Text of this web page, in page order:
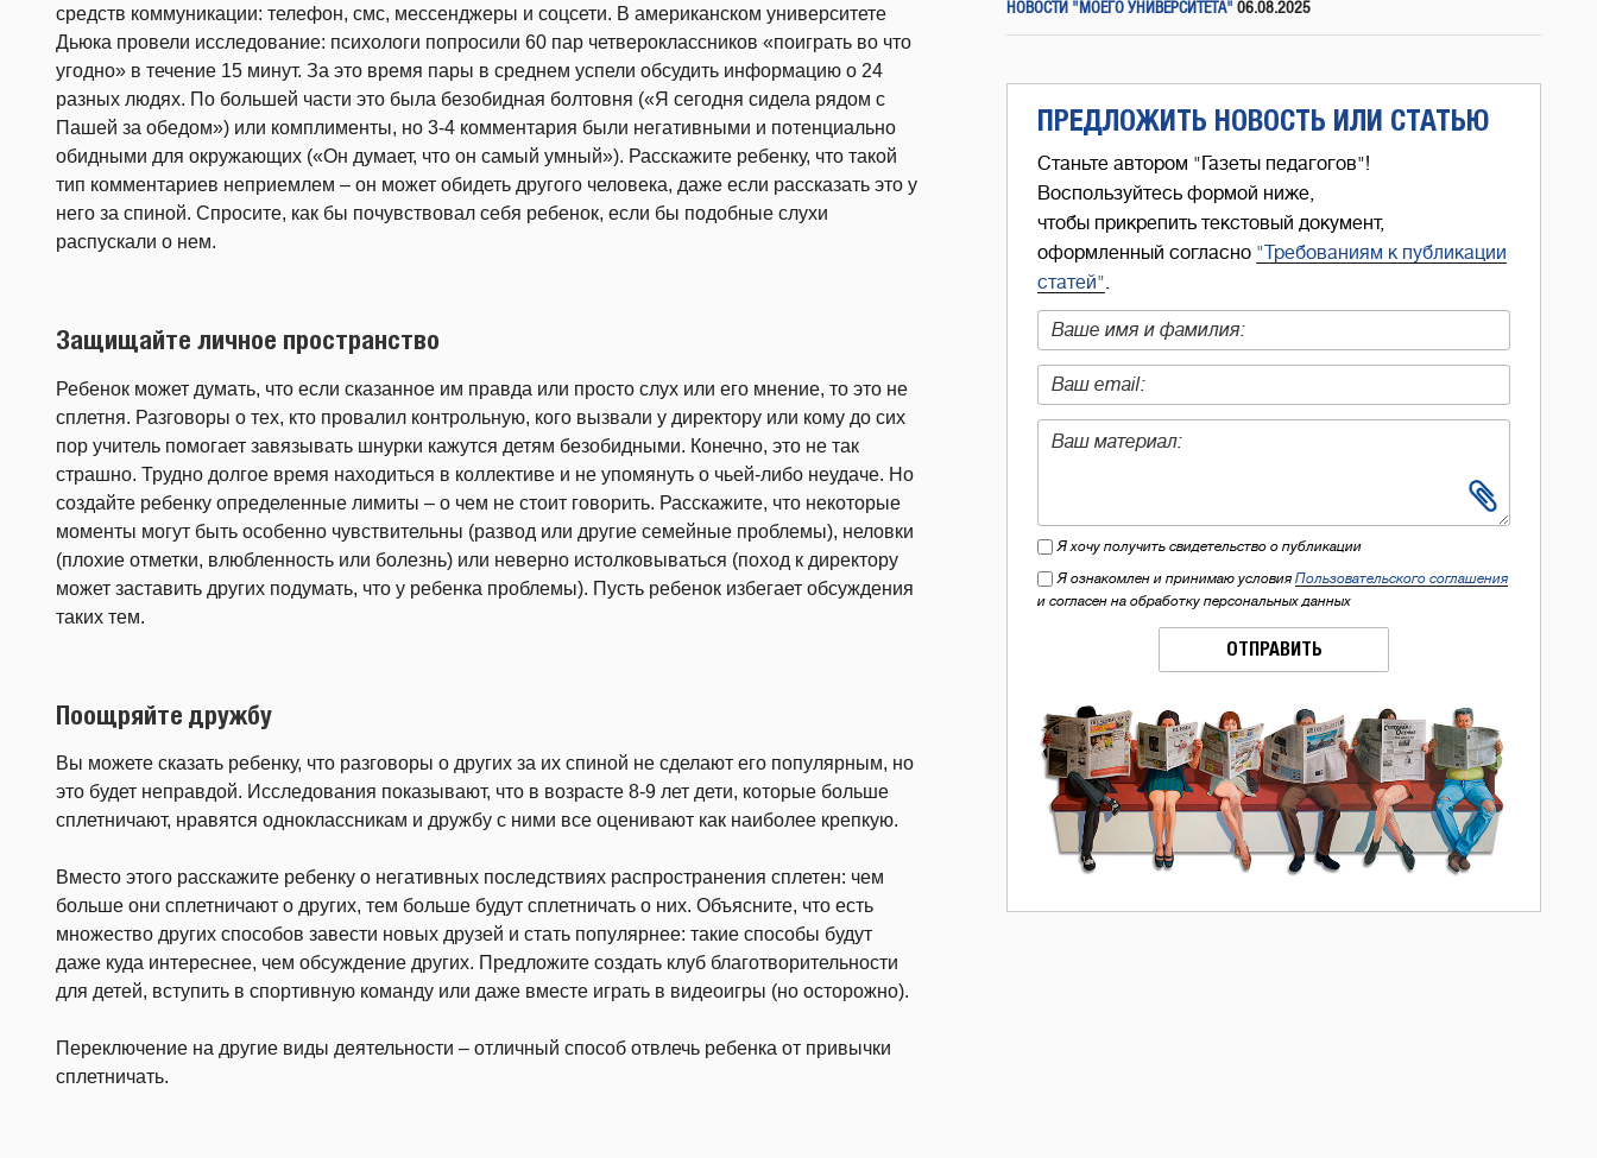
средств коммуникации: телефон, смс, мессенджеры и соцсети. В американском университете
Дьюка провели исследование: психологи попросили 60 пар четвероклассников «поиграть во что
угодно» в течение 15 минут. За это время пары в среднем успели обсудить информацию о 24
разных людях. По большей части это была безобидная болтовня («Я сегодня сидела рядом с
Пашей за обедом») или комплименты, но 3-4 комментария были негативными и потенциально
обидными для окружающих («Он думает, что он самый умный»). Расскажите ребенку, что такой
тип комментариев неприемлем – он может обидеть другого человека, даже если рассказать это у
него за спиной. Спросите, как бы почувствовал себя ребенок, если бы подобные слухи
распускали о нем.
Защищайте личное пространство
Ребенок может думать, что если сказанное им правда или просто слух или его мнение, то это не
сплетня. Разговоры о тех, кто провалил контрольную, кого вызвали у директору или кому до сих
пор учитель помогает завязывать шнурки кажутся детям безобидными. Конечно, это не так
страшно. Трудно долгое время находиться в коллективе и не упомянуть о чьей-либо неудаче. Но
создайте ребенку определенные лимиты – о чем не стоит говорить. Расскажите, что некоторые
моменты могут быть особенно чувствительны (развод или другие семейные проблемы), неловки
(плохие отметки, влюбленность или болезнь) или неверно истолковываться (поход к директору
может заставить других подумать, что у ребенка проблемы). Пусть ребенок избегает обсуждения
таких тем.
Поощряйте дружбу
Вы можете сказать ребенку, что разговоры о других за их спиной не сделают его популярным, но
это будет неправдой. Исследования показывают, что в возрасте 8-9 лет дети, которые больше
сплетничают, нравятся одноклассникам и дружбу с ними все оценивают как наиболее крепкую.
Вместо этого расскажите ребенку о негативных последствиях распространения сплетен: чем
больше они сплетничают о других, тем больше будут сплетничать о них. Объясните, что есть
множество других способов завести новых друзей и стать популярнее: такие способы будут
даже куда интереснее, чем обсуждение других. Предложите создать клуб благотворительности
для детей, вступить в спортивную команду или даже вместе играть в видеоигры (но осторожно).
Переключение на другие виды деятельности – отличный способ отвлечь ребенка от привычки
сплетничать.
НОВОСТИ "МОЕГО УНИВЕРСИТЕТА" 06.08.2025
ПРЕДЛОЖИТЬ НОВОСТЬ ИЛИ СТАТЬЮ
Станьте автором "Газеты педагогов"!
Воспользуйтесь формой ниже,
чтобы прикрепить текстовый документ,
оформленный согласно "Требованиям к публикации
статей".
Я хочу получить свидетельство о публикации
Я ознакомлен и принимаю условия Пользовательского соглашения
и согласен на обработку персональных данных
ОТПРАВИТЬ